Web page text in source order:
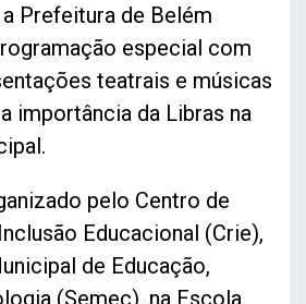
Prefeitura de Belém
especial com
teatrais e músicas
importância da Libras na
pelo Centro de
Educacional (Crie),
de Educação,
(Semec), na Escola